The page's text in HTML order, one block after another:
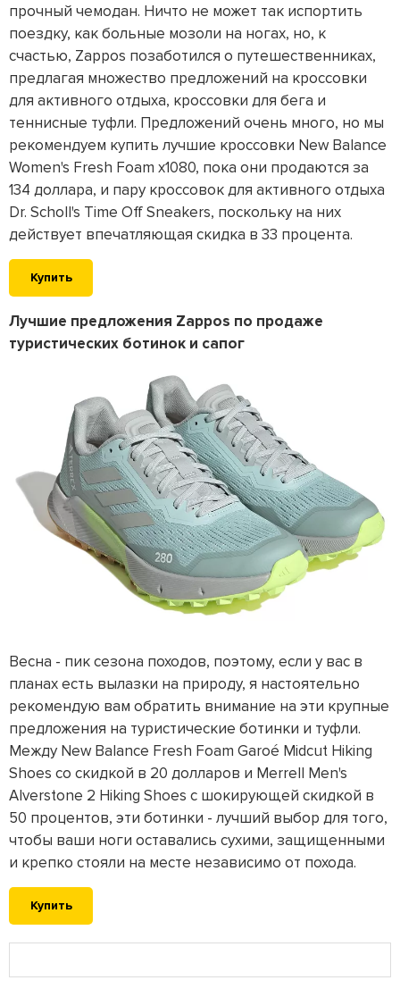
прочный чемодан. Ничто не может так испортить
поездку, как больные мозоли на ногах, но, к
счастью, Zappos позаботился о путешественниках,
предлагая множество предложений на кроссовки
для активного отдыха, кроссовки для бега и
теннисные туфли. Предложений очень много, но мы
рекомендуем купить лучшие кроссовки New Balance
Women's Fresh Foam x1080, пока они продаются за
134 доллара, и пару кроссовок для активного отдыха
Dr. Scholl's Time Off Sneakers, поскольку на них
действует впечатляющая скидка в 33 процента.
Купить
Лучшие предложения Zappos по продаже
туристических ботинок и сапог
Весна - пик сезона походов, поэтому, если у вас в
планах есть вылазки на природу, я настоятельно
рекомендую вам обратить внимание на эти крупные
предложения на туристические ботинки и туфли.
Между New Balance Fresh Foam Garoé Midcut Hiking
Shoes со скидкой в 20 долларов и Merrell Men's
Alverstone 2 Hiking Shoes с шокирующей скидкой в
50 процентов, эти ботинки - лучший выбор для того,
чтобы ваши ноги оставались сухими, защищенными
и крепко стояли на месте независимо от похода.
Купить